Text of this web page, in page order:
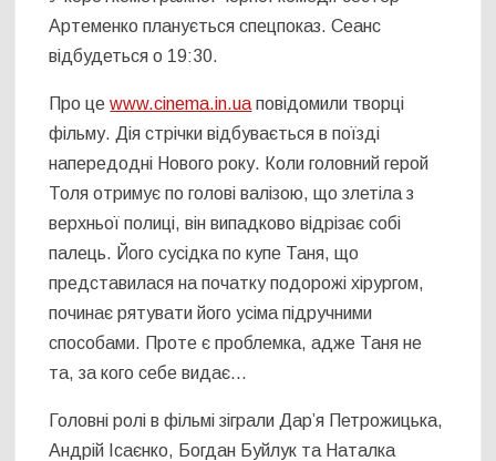
Артеменко планується спецпоказ. Сеанс
відбудеться о 19:30.
Про цеwww.cinema.in.ua повідомили творці
фільму. Дія стрічки відбувається в поїзді
напередодні Нового року. Коли головний герой
Толя отримує по голові валізою, що злетіла з
верхньої полиці, він випадково відрізає собі
палець. Його сусідка по купе Таня, що
представилася на початку подорожі хірургом,
починає рятувати його усіма підручними
способами. Проте є проблемка, адже Таня не
та, за кого себе видає…
Головні ролі в фільмі зіграли Дар’я Петрожицька,
Андрій Ісаєнко, Богдан Буйлук та Наталка